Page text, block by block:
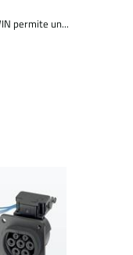
permite un...